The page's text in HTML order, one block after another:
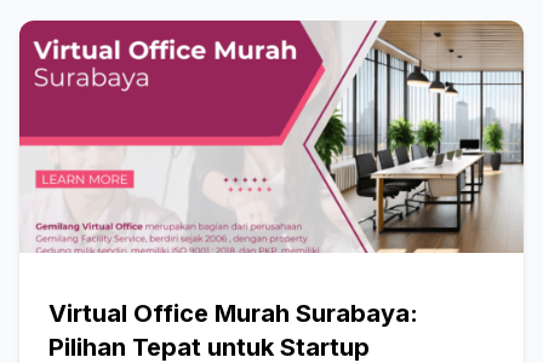
Virtual Office Murah Surabaya:
Pilihan Tepat untuk Startup